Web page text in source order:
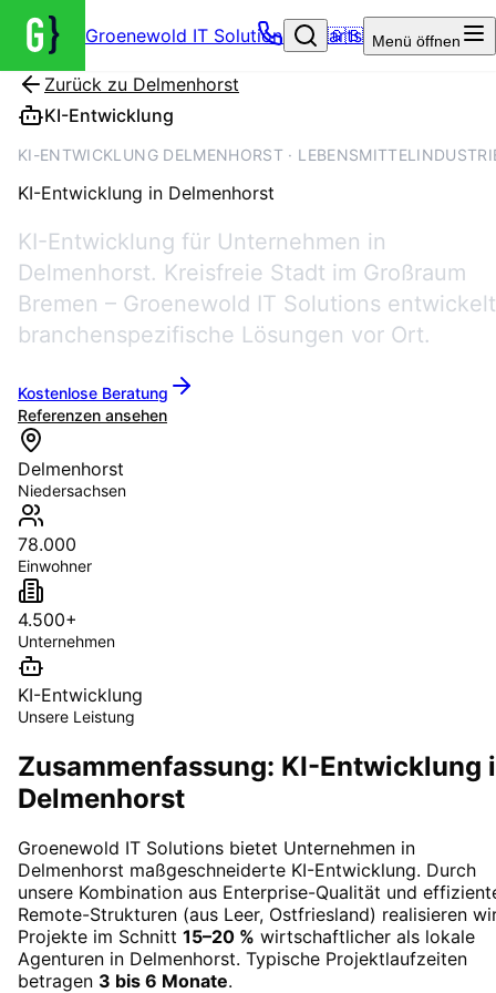
Groenewold IT Solutions – Startseite
🇬🇧 Menü öffnen
Zurück zu Delmenhorst
KI-Entwicklung
KI-ENTWICKLUNG DELMENHORST ·
KI-Entwicklung in Delmenhorst
KI-Entwicklung für Unternehmen in
Delmenhorst. Kreisfreie Stadt im Großraum
Bremen – Groenewold IT Solutions entwickelt
branchenspezifische Lösungen vor Ort.
Kostenlose Beratung
Referenzen ansehen
Delmenhorst
Niedersachsen
78.000
Einwohner
4.500+
Unternehmen
KI-Entwicklung
Unsere Leistung
Zusammenfassung: KI-Entwicklung
Delmenhorst
Groenewold IT Solutions bietet Unternehmen in
Delmenhorst maßgeschneiderte KI-Entwicklung. Durch
unsere Kombination aus Enterprise-Qualität und
Remote-Strukturen (aus Leer, Ostfriesland) realisieren
Projekte im Schnitt 15–20 % wirtschaftlicher als lokale
Agenturen in Delmenhorst. Typische Projektlaufzeiten
betragen 3 bis 6 Monate.